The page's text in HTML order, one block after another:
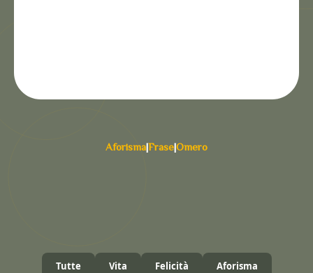
Aforisma|Frase|Omero
Tutte Vita Felicità Aforisma